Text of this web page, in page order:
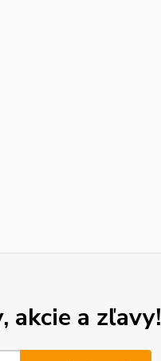
akcie a zľavy!